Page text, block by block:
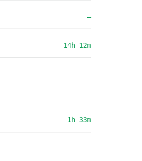
—
14h 12m
1h 33m